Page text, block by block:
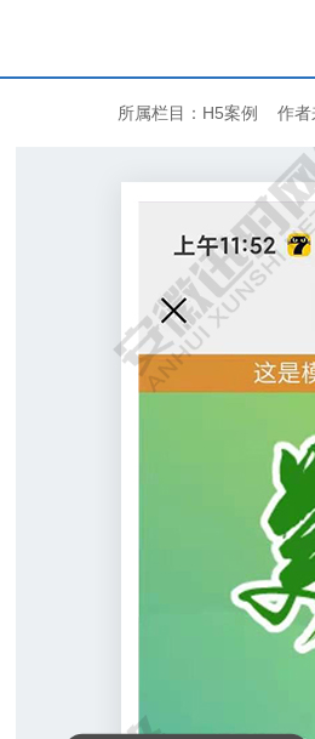
所属栏目：H5案例 作